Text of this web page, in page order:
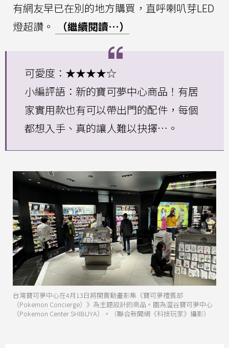
有網友早已在別的地方購買，直呼喇叭芽LED
燈超讚。
（繼續閱讀…）
可愛度：★★★★☆
小編評語：新的寶可夢中心商品！有居
家實用款也有可以帶出門的配件，每個
都想入手、真的讓人難以抉擇…。
台灣寶可夢中心在4月13日將開賣動畫影集《寶可夢禮賓部
（Pokemon Concierge）》為主題設計的商品。圖為澀谷寶可夢中心
（Pokemon Center SHIBUYA）。（聯合新聞網《科技玩家》攝影）